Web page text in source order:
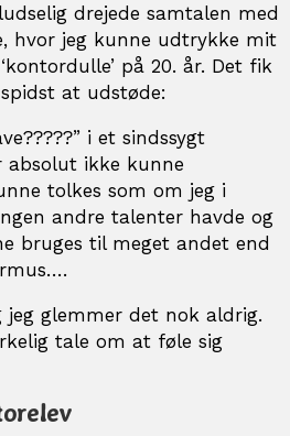
drejede samtalen med
hvor jeg kunne udtrykke mit
på 20. år. Det fik
at udstøde:
i et sindssygt
absolut ikke kunne
tolkes som om jeg i
andre talenter havde og
bruges til meget andet end
jeg glemmer det nok aldrig.
tale om at føle sig